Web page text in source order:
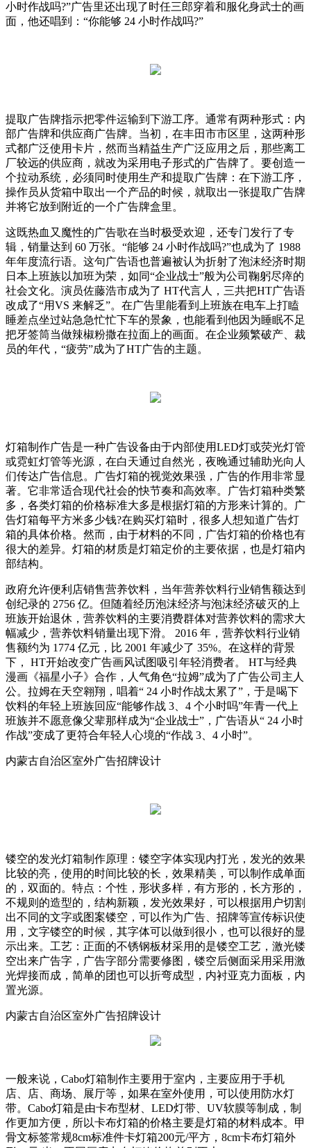
小时作战吗?”广告里还出现了时任三郎穿着和服化身武士的画
面，他还唱到：“你能够 24 小时作战吗?”
提取广告牌指示把零件运输到下游工序。通常有两种形式：内
部广告牌和供应商广告牌。当初，在丰田市市区里，这两种形
式都广泛使用卡片，然而当精益生产广泛应用之后，那些离工
厂较远的供应商，就改为采用电子形式的广告牌了。要创造一
个拉动系统，必须同时使用生产和提取广告牌：在下游工序，
操作员从货箱中取出一个产品的时候，就取出一张提取广告牌
并将它放到附近的一个广告牌盒里。
这既热血又魔性的广告歌在当时极受欢迎，还专门发行了专
辑，销量达到 60 万张。“能够 24 小时作战吗?”也成为了 1988
年年度流行语。这句广告语也普遍被认为折射了泡沫经济时期
日本上班族以加班为荣，如同“企业战士”般为公司鞠躬尽瘁的
社会文化。演员佐藤浩市成为了 HT代言人，三共把HT广告语
改成了“用VS 来解乏”。在广告里能看到上班族在电车上打瞌
睡差点坐过站急急忙忙下车的景象，也能看到他因为睡眠不足
把牙签筒当做辣椒粉撒在拉面上的画面。在企业频繁破产、裁
员的年代，“疲劳”成为了HT广告的主题。
灯箱制作广告是一种广告设备由于内部使用LED灯或荧光灯管
或霓虹灯管等光源，在白天通过自然光，夜晚通过辅助光向人
们传达广告信息。广告灯箱的视觉效果强，广告的作用非常显
著。它非常适合现代社会的快节奏和高效率。广告灯箱种类繁
多，各类灯箱的价格标准大多是根据灯箱的方形来计算的。广
告灯箱每平方米多少钱?在购买灯箱时，很多人想知道广告灯
箱的具体价格。然而，由于材料的不同，广告灯箱的价格也有
很大的差异。灯箱的材质是灯箱定价的主要依据，也是灯箱内
部结构。
政府允许便利店销售营养饮料，当年营养饮料行业销售额达到
创纪录的 2756 亿。但随着经历泡沫经济与泡沫经济破灭的上
班族开始退休，营养饮料的主要消费群体对营养饮料的需求大
幅减少，营养饮料销量出现下滑。 2016 年，营养饮料行业销
售额约为 1774 亿元，比 2001 年减少了 35%。在这样的背景
下， HT开始改变广告画风试图吸引年轻消费者。 HT与经典
漫画《福星小子》合作，人气角色“拉姆”成为了广告公司主人
公。拉姆在天空翱翔，唱着“ 24 小时作战太累了”，于是喝下
饮料的年轻上班族回应“能够作战 3、4 个小时吗”年青一代上
班族并不愿意像父辈那样成为“企业战士”，广告语从“ 24 小时
作战”变成了更符合年轻人心境的“作战 3、4 小时”。
内蒙古自治区室外广告招牌设计
镂空的发光灯箱制作原理：镂空字体实现内打光，发光的效果
比较的亮，使用的时间比较的长，效果精美，可以制作成单面
的，双面的。特点：个性，形状多样，有方形的，长方形的，
不规则的造型的，结构新颖，发光效果好，可以根据用户切割
出不同的文字或图案镂空，可以作为广告、招牌等宣传标识使
用，文字镂空的时候，其字体可以做到很小，也可以很好的显
示出来。工艺：正面的不锈钢板材采用的是镂空工艺，激光镂
空出来广告字，广告字部分需要修图，镂空后侧面采用采用激
光焊接而成，简单的团也可以折弯成型，内衬亚克力面板，内
置光源。
内蒙古自治区室外广告招牌设计
一般来说，Cabo灯箱制作主要用于室内，主要应用于手机
店、店、商场、展厅等，如果在室外使用，可以使用防水灯
带。Cabo灯箱是由卡布型材、LED灯带、UV软膜等制成，制
作更加方便，所以卡布灯箱的价格主要是灯箱的材料成本。甲
骨文标签常规8cm标准件卡灯箱200元/平方，8cm卡布灯箱外